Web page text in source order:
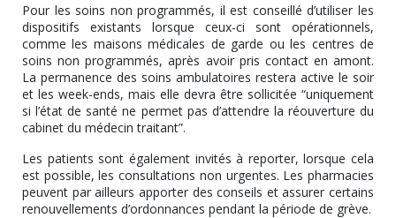
Pour les soins non programmés, il est conseillé d’utiliser les
dispositifs existants lorsque ceux-ci sont opérationnels,
comme les maisons médicales de garde ou les centres de
soins non programmés, après avoir pris contact en amont.
La permanence des soins ambulatoires restera active le soir
et les week-ends, mais elle devra être sollicitée “uniquement
si l’état de santé ne permet pas d’attendre la réouverture du
cabinet du médecin traitant”.
Les patients sont également invités à reporter, lorsque cela
est possible, les consultations non urgentes. Les pharmacies
peuvent par ailleurs apporter des conseils et assurer certains
renouvellements d’ordonnances pendant la période de grève.